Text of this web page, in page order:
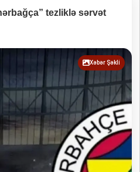
tezliklə sərvət
Xəbər Şəkli